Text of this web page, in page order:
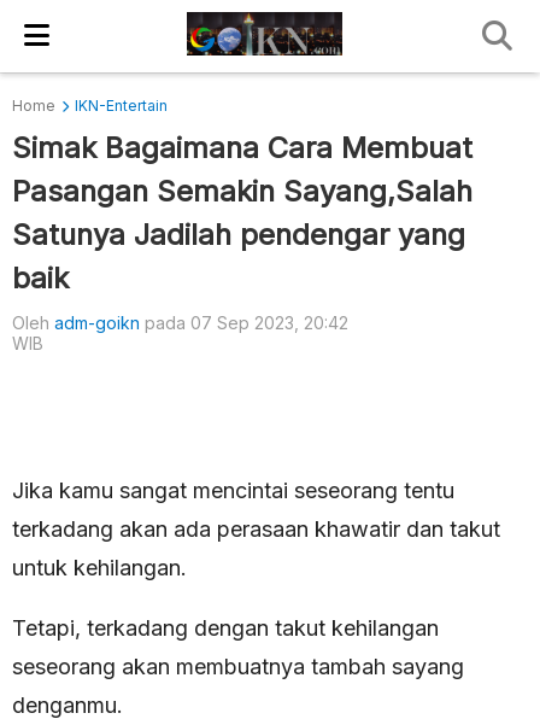
Home IKN-Entertain
Simak Bagaimana Cara Membuat
Pasangan Semakin Sayang,Salah
Satunya Jadilah pendengar yang
baik
Oleh adm-goikn pada 07 Sep 2023, 20:42
WIB
Jika kamu sangat mencintai seseorang tentu
terkadang akan ada perasaan khawatir dan takut
untuk kehilangan.
Tetapi, terkadang dengan takut kehilangan
seseorang akan membuatnya tambah sayang
denganmu.